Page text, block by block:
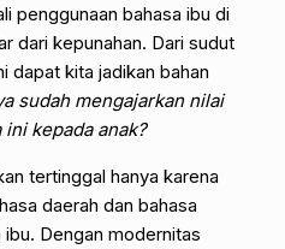
penggunaan bahasa ibu di
dari kepunahan. Dari sudut
dapat kita jadikan bahan
sudah mengajarkan nilai
kepada anak?
tertinggal hanya karena
daerah dan bahasa
Dengan modernitas